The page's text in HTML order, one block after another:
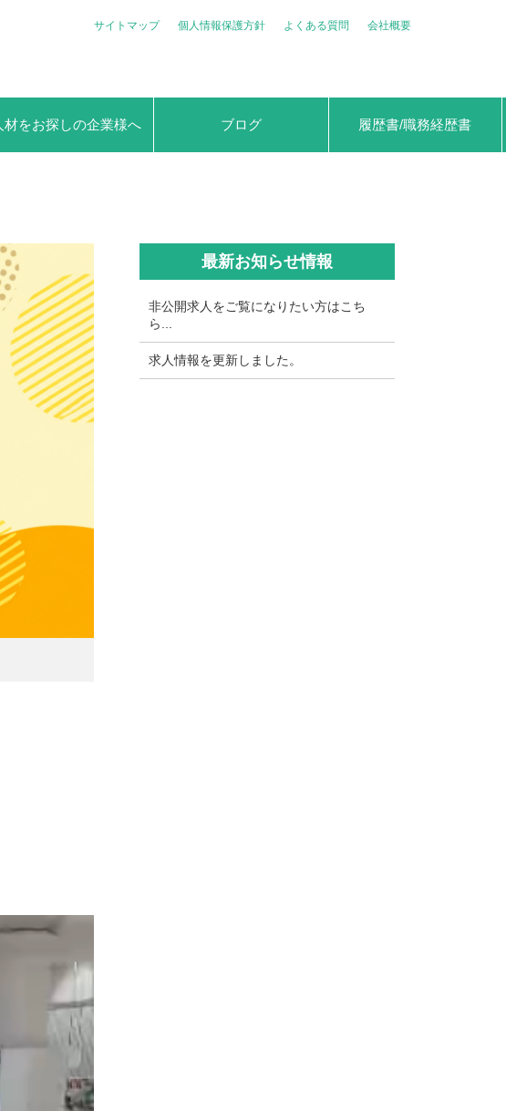
サイトマップ 個人情報保護方針 よくある質問 会社概要
材をお探しの企業様へ ブログ 履歴書/職務経歴書
最新お知らせ情報
非公開求人をご覧になりたい方はこち
ら...
求人情報を更新しました。